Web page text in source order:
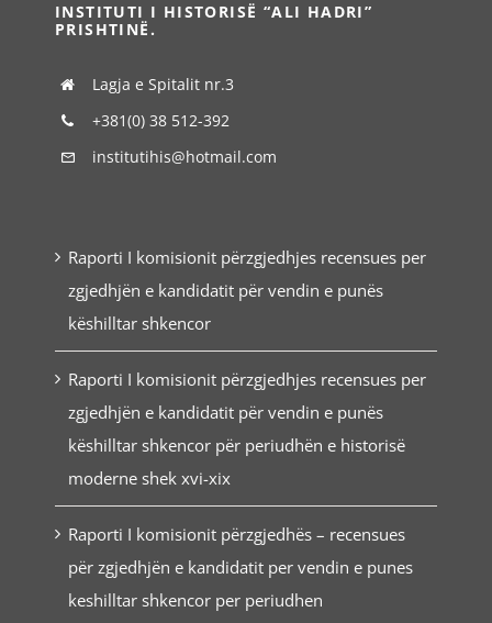
INSTITUTI I HISTORISË “ALI HADRI”
PRISHTINË.
Lagja e Spitalit nr.3
+381(0) 38 512-392
institutihis@hotmail.com
Raporti I komisionit përzgjedhjes recensues per
zgjedhjën e kandidatit për vendin e punës
këshilltar shkencor
Raporti I komisionit përzgjedhjes recensues per
zgjedhjën e kandidatit për vendin e punës
këshilltar shkencor për periudhën e historisë
moderne shek xvi-xix
Raporti I komisionit përzgjedhës – recensues
për zgjedhjën e kandidatit per vendin e punes
keshilltar shkencor per periudhen